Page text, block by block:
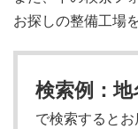
お探しの整備工場
検索例：
で検索するとお